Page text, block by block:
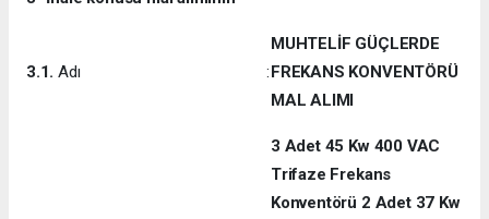
3.1.Adı :
MUHTELİF GÜÇLERDE
FREKANS KONVENTÖRÜ
MAL ALIMI
3 Adet 45 Kw 400 VAC
Trifaze Frekans
Konventörü 2 Adet 37 Kw